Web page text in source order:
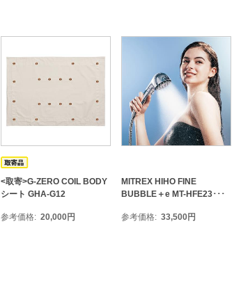
<取寄>G-ZERO COIL BODY
シート GHA-G12
参考価格 20,000円
MITREX HIHO FINE
BUBBLE＋e MT-HFE23･･･
参考価格 33,500円